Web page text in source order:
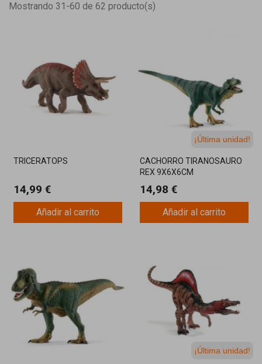
Mostrando 31-60 de 62 producto(s)
TRICERATOPS
14,99 €
Añadir al carrito
¡Última unidad!
CACHORRO TIRANOSAURO
REX 9X6X6CM
14,98 €
Añadir al carrito
¡Última unidad!